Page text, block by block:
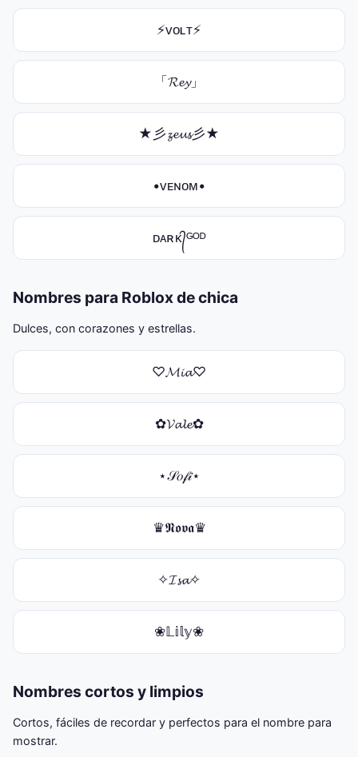
⚡ᴠᴏʟᴛ⚡
「𝓡𝓮𝔂」
★彡𝔃𝓮𝓾𝓼彡★
•ᴠᴇɴᴏᴍ•
ᴅᴀʀᴋ᭄ᴳᴼᴰ
Nombres para Roblox de chica
Dulces, con corazones y estrellas.
♡𝓜𝓲𝓪♡
✿𝓥𝓪𝓵𝓮✿
⋆𝒮𝑜𝒻𝒾⋆
♛𝕹𝖔𝖛𝖆♛
✧𝓘𝓼𝓪✧
❀𝕃𝕚𝕝𝕪❀
Nombres cortos y limpios
Cortos, fáciles de recordar y perfectos para el nombre para
mostrar.